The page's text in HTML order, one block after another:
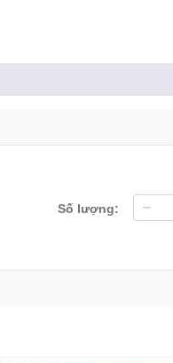
Số lượng: